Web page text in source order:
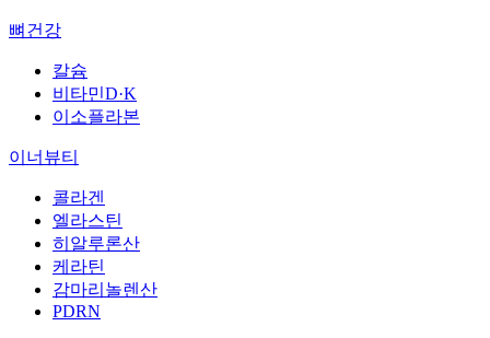
뼈건강
칼슘
비타민D·K
이소플라본
이너뷰티
콜라겐
엘라스틴
히알루론산
케라틴
감마리놀렌산
PDRN